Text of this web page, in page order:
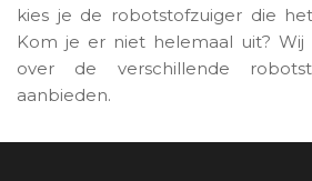
kies je de robotstofzuiger die
Kom je er niet helemaal uit? Wij
over de verschillende
aanbieden.